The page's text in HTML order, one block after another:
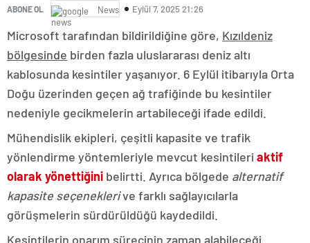
ABONE OL News Eylül 7, 2025 21:26
Microsoft tarafından bildirildiğine göre, Kızıldeniz
bölgesinde birden fazla uluslararası deniz altı
kablosunda kesintiler yaşanıyor. 6 Eylül itibarıyla Orta
Doğu üzerinden geçen ağ trafiğinde bu kesintiler
nedeniyle gecikmelerin artabileceği ifade edildi.
Mühendislik ekipleri, çeşitli kapasite ve trafik
yönlendirme yöntemleriyle mevcut kesintileri aktif
olarak yönettiğini belirtti. Ayrıca bölgede alternatif
kapasite seçeneklerive farklı sağlayıcılarla
görüşmelerin sürdürüldüğü kaydedildi.
Kesintilerin onarım sürecinin zaman alabileceği